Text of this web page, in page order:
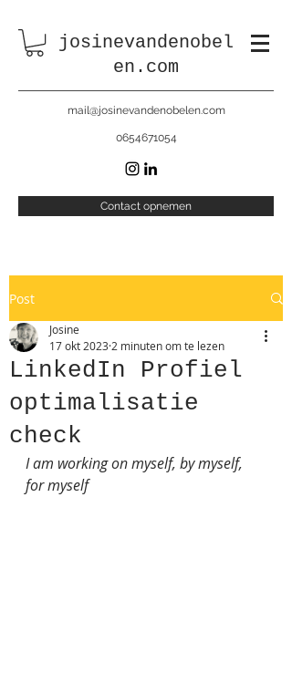
josinevandenobel
en.com
mail@josinevandenobelen.com
0654671054
Contact opnemen
Post
LinkedIn Profiel
optimalisatie
check
Josine
17 okt 2023 2 minuten om te lezen
I am working on myself, by myself,
for myself